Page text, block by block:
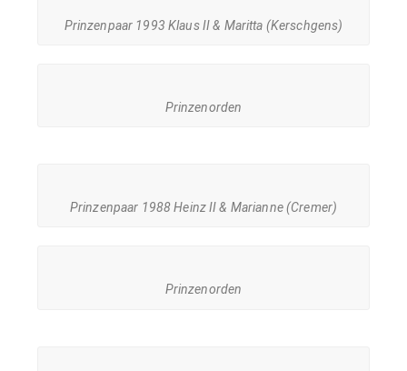
Prinzenpaar 1993 Klaus II & Maritta (Kerschgens)
Prinzenorden
Prinzenpaar 1988 Heinz II & Marianne (Cremer)
Prinzenorden